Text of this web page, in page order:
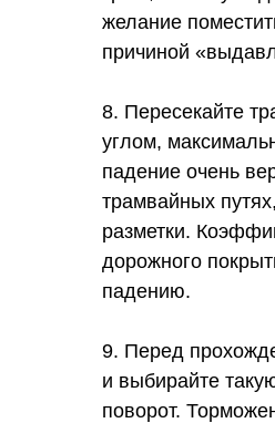
желание
причиной
8. Пересекайте
углом,
падение очень
трамвайных
разметки.
дорожного
падению.
9. Перед
и выбирайте
поворот.